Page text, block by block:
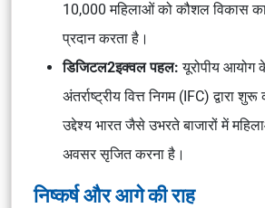
10,000 महिलाओं को कौशल विकास
प्रदान करता है।
डिजिटल2इक्वल पहल:यूरोपीय आयोग
अंतर्राष्ट्रीय वित्त निगम (IFC) द्वारा
उद्देश्य भारत जैसे उभरते बाजारों में
अवसर सृजित करना है।
निष्कर्ष और आगे की राह